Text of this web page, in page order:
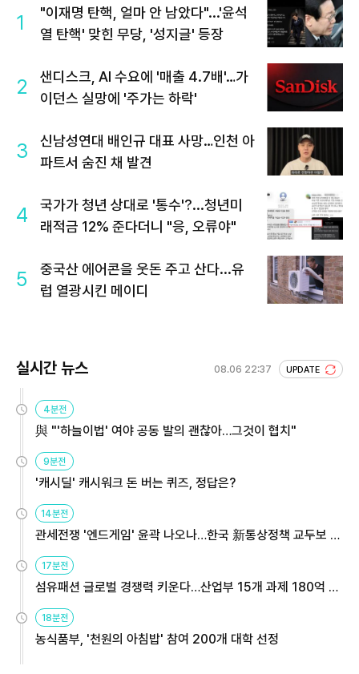
1
"이재명 탄핵, 얼마 안 남았다"...'윤석
열 탄핵' 맞힌 무당, '성지글' 등장
2
샌디스크, AI 수요에 '매출 4.7배'…가
이던스 실망에 '주가는 하락'
3
신남성연대 배인규 대표 사망…인천 아
파트서 숨진 채 발견
4
국가가 청년 상대로 '통수'?...청년미
래적금 12% 준다더니 "응, 오류야"
5
중국산 에어콘을 웃돈 주고 산다...유
럽 열광시킨 메이디
실시간 뉴스 08.06 22:37 UPDATE
4분전
與 "'하늘이법' 여야 공동 발의 괜찮아…그것이 협치"
9분전
'캐시딜' 캐시워크 돈 버는 퀴즈, 정답은?
14분전
관세전쟁 '엔드게임' 윤곽 나오나…한국 新통상정책 교두보 활
17분전
섬유패션 글로벌 경쟁력 키운다…산업부 15개 과제 180억 지
18분전
농식품부, '천원의 아침밥' 참여 200개 대학 선정